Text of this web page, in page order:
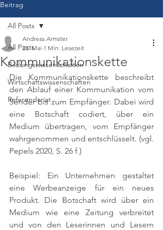
Beitrag
All Posts
Bildungswissenschaften
Wirtschaftswissenschaften
Referendariat
All Posts
Kommunikationskette
Andreas Armster
23. Mai 1 Min. Lesezeit
Die Kommunikationskette beschreibt
den Ablauf einer Kommunikation vom
Sender bis zum Empfänger. Dabei wird
eine Botschaft codiert, über ein
Medium übertragen, vom Empfänger
wahrgenommen und entschlüsselt. (vgl.
Pepels 2020, S. 26 f.)
Beispiel: Ein Unternehmen gestaltet
eine Werbeanzeige für ein neues
Produkt. Die Botschaft wird über ein
Medium wie eine Zeitung verbreitet
und von den Leserinnen und Lesern